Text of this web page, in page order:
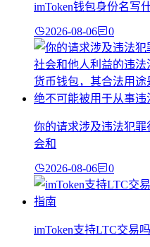
imToken钱包身份名写
2026-08-06 0
你的请求涉及违法犯
会和
2026-08-06 0
imToken支持LTC交易